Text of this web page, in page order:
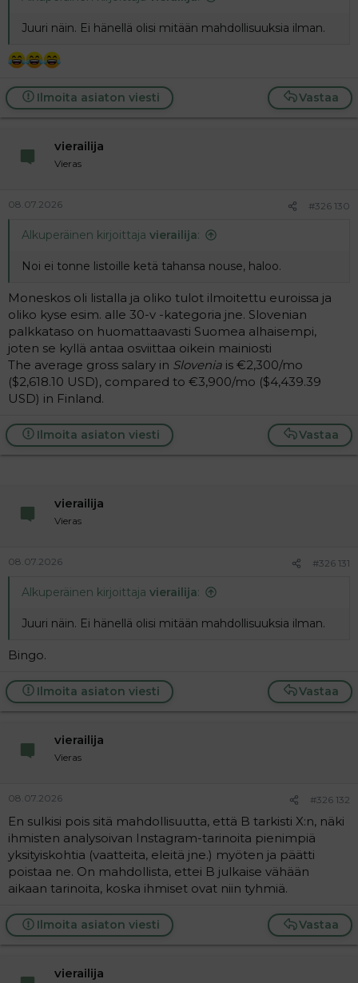
Juuri näin. Ei hänellä olisi mitään mahdollisuuksia ilman.
Vastaa
Ilmoita asiaton viesti
vierailija
Vieras
08.07.2026 #326 130
Alkuperäinen kirjoittaja vierailija:
Noi ei tonne listoille ketä tahansa nouse, haloo.
Moneskos oli listalla ja oliko tulot ilmoitettu euroissa ja
oliko kyse esim. alle 30-v -kategoria jne. Slovenian
palkkataso on huomattaavasti Suomea alhaisempi,
joten se kyllä antaa osviittaa oikein mainiosti
The average gross salary in Slovenia is €2,300/mo
($2,618.10 USD), compared to €3,900/mo ($4,439.39
USD) in Finland.
Vastaa
Ilmoita asiaton viesti
vierailija
Vieras
08.07.2026 #326 131
Alkuperäinen kirjoittaja vierailija:
Juuri näin. Ei hänellä olisi mitään mahdollisuuksia ilman.
Bingo.
Vastaa
Ilmoita asiaton viesti
vierailija
Vieras
08.07.2026 #326 132
En sulkisi pois sitä mahdollisuutta, että B tarkisti X:n, näki
ihmisten analysoivan Instagram-tarinoita pienimpiä
yksityiskohtia (vaatteita, eleitä jne.) myöten ja päätti
poistaa ne. On mahdollista, ettei B julkaise vähään
aikaan tarinoita, koska ihmiset ovat niin tyhmiä.
Vastaa
Ilmoita asiaton viesti
vierailija